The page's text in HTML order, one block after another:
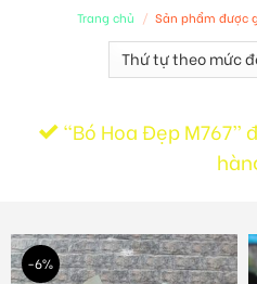
Trang chủ / Sản phẩm được
“Bó Hoa Đẹp
-6%